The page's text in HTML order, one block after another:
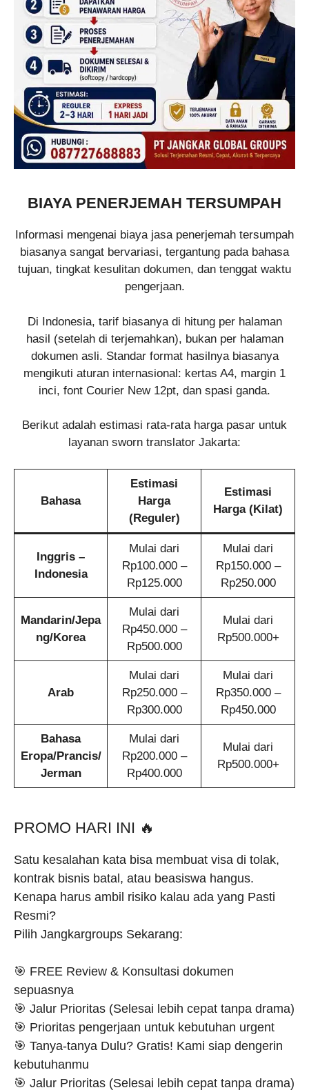
BIAYA PENERJEMAH TERSUMPAH
Informasi mengenai biaya jasa penerjemah tersumpah
biasanya sangat bervariasi, tergantung pada bahasa
tujuan, tingkat kesulitan dokumen, dan tenggat waktu
pengerjaan.
Di Indonesia, tarif biasanya di hitung per halaman
hasil (setelah di terjemahkan), bukan per halaman
dokumen asli. Standar format hasilnya biasanya
mengikuti aturan internasional: kertas A4, margin 1
inci, font Courier New 12pt, dan spasi ganda.
Berikut adalah estimasi rata-rata harga pasar untuk
layanan sworn translator Jakarta:
Bahasa
Estimasi
Harga
(Reguler)
Estimasi
Harga (Kilat)
Inggris –
Indonesia
Mulai dari
Rp100.000 –
Rp125.000
Mulai dari
Rp150.000 –
Rp250.000
Mandarin/Jepa
ng/Korea
Mulai dari
Rp450.000 –
Rp500.000
Mulai dari
Rp500.000+
Arab
Mulai dari
Rp250.000 –
Rp300.000
Mulai dari
Rp350.000 –
Rp450.000
Bahasa
Eropa/Prancis/
Jerman
Mulai dari
Rp200.000 –
Rp400.000
Mulai dari
Rp500.000+
PROMO HARI INI 🔥
Satu kesalahan kata bisa membuat visa di tolak,
kontrak bisnis batal, atau beasiswa hangus.
Kenapa harus ambil risiko kalau ada yang Pasti
Resmi?
Pilih Jangkargroups Sekarang:
🎯 FREE Review & Konsultasi dokumen
sepuasnya
🎯 Jalur Prioritas (Selesai lebih cepat tanpa drama)
🎯 Prioritas pengerjaan untuk kebutuhan urgent
🎯 Tanya-tanya Dulu? Gratis! Kami siap dengerin
kebutuhanmu
🎯 Jalur Prioritas (Selesai lebih cepat tanpa drama)